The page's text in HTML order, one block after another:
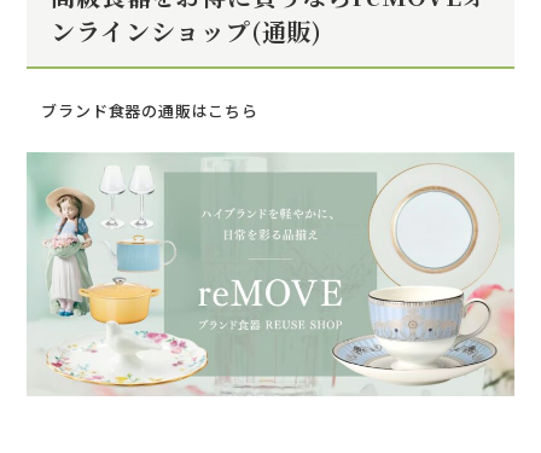
ンラインショップ(通販)
ブランド食器の通販はこちら